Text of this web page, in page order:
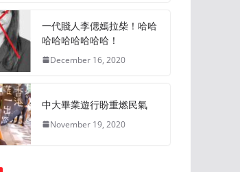
一代賤人李偲嫣拉柴！哈哈
哈哈哈哈哈哈哈！
December 16, 2020
中大畢業遊行盼重燃民氣
November 19, 2020